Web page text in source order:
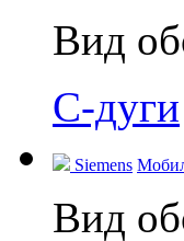
Вид
С-дуги
Siemens
Вид